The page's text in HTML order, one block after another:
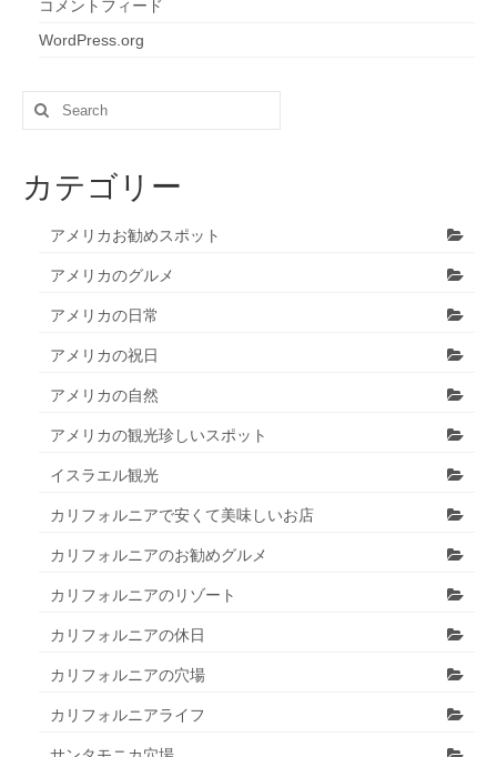
コメントフィード
WordPress.org
Search
for:
カテゴリー
アメリカお勧めスポット
アメリカのグルメ
アメリカの日常
アメリカの祝日
アメリカの自然
アメリカの観光珍しいスポット
イスラエル観光
カリフォルニアで安くて美味しいお店
カリフォルニアのお勧めグルメ
カリフォルニアのリゾート
カリフォルニアの休日
カリフォルニアの穴場
カリフォルニアライフ